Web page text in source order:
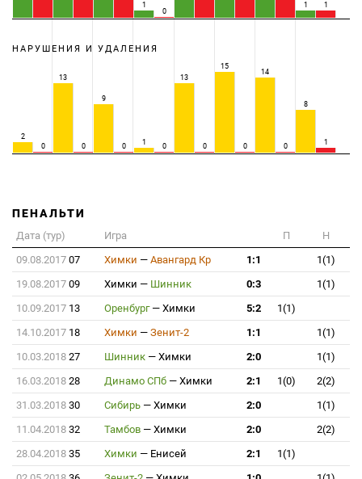
1
0
1 1
НАРУШЕНИЯ И УДАЛЕНИЯ
2
0
13
0
9
0 1 0
13
0
15
0
14
0
8
1
ПЕНАЛЬТИ
Дата (тур) Игра П
Н
09.08.2017 07 Химки — Авангард Кр 1:1
1(1)
19.08.2017 09 Химки — Шинник 0:3
1(1)
10.09.2017 13 Оренбург — Химки 5:2
1(1)
14.10.2017 18 Химки — Зенит-2 1:1
1(1)
10.03.2018 27 Шинник — Химки 2:0
1(1)
16.03.2018 28 Динамо СПб — Химки 2:1 1(0)
2(2)
31.03.2018 30 Сибирь — Химки 2:0
1(1)
11.04.2018 32 Тамбов — Химки 2:0
2(2)
28.04.2018 35 Химки — Енисей 2:1
1(1)